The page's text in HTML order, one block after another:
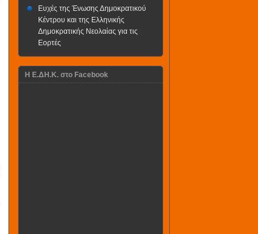
Ευχές της Ένωσης Δημοκρατικού
Κέντρου και της Ελληνικής
Δημοκρατικής Νεολαίας για τις
Εορτές
H Ε.ΔΗ.Κ. στο Facebook